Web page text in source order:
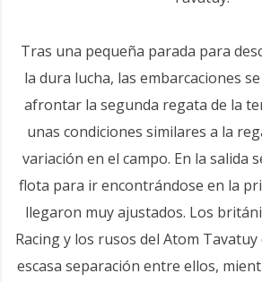
Tras una pequeña parada para
la dura lucha, las embarcaciones
afrontar la segunda regata de la
unas condiciones similares a la
variación en el campo. En la salida
flota para ir encontrándose en la
llegaron muy ajustados. Los
Racing y los rusos del Atom
escasa separación entre ellos,